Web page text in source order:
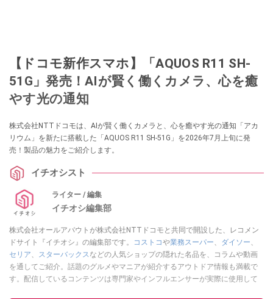
【ドコモ新作スマホ】「AQUOS R11 SH-
51G」発売！AIが賢く働くカメラ、心を癒
やす光の通知
株式会社NTTドコモは、AIが賢く働くカメラと、心を癒やす光の通知「アカ
リウム」を新たに搭載した「AQUOS R11 SH-51G」を2026年7月上旬に発
売！製品の魅力をご紹介します。
イチオシスト
ライター / 編集
イチオシ編集部
株式会社オールアバウトが株式会社NTTドコモと共同で開設した、レコメン
ドサイト『イチオシ』の編集部です。
コストコや業務スーパー、 ダイソー、
セリア、 スターバックスなどの人気ショップの隠れた名品を、コラムや動画
を通してご紹介。話題のグルメやマニアが紹介するアウトドア情報も満載で
す。配信しているコンテンツは専門家やインフルエンサーが実際に使用して